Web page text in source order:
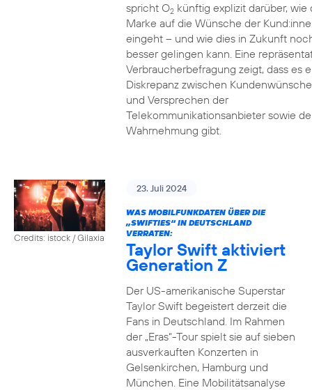
spricht O2künftig explizit darüber, wie
Marke auf die Wünsche der
eingeht – und wie dies in Zukunft
besser gelingen kann. Eine
Verbraucherbefragung zeigt, dass es
Diskrepanz zwischen
und Versprechen der
Telekommunikationsanbieter sowie
Wahrnehmung gibt.
Credits: istock / Gilaxia
23. Juli 2024
WAS MOBILFUNKDATEN ÜBER DIE
„SWIFTIES“ IN DEUTSCHLAND
VERRATEN:
Taylor Swift aktiviert
Generation Z
Der US-amerikanische Superstar
Taylor Swift begeistert derzeit die
Fans in Deutschland. Im Rahmen
der „Eras“-Tour spielt sie auf sieben
ausverkauften Konzerten in
Gelsenkirchen, Hamburg und
München. Eine Mobilitätsanalyse